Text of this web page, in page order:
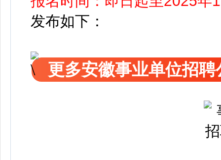
发布如下：
更多安徽事业单位招聘